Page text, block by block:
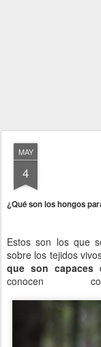
MAY
4
¿Qué son los hongos
Estos son los que
sobre los tejidos
que son capaces
conocen